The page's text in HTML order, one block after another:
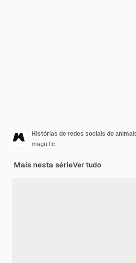
magnific
Mais nesta sérieVer tudo